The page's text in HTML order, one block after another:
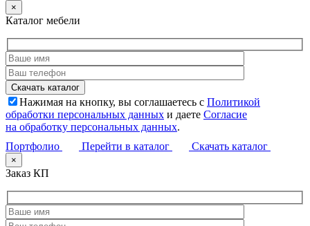
×
Каталог мебели
Нажимая на кнопку, вы соглашаетесь с Политикой
обработки персональных данных и даете Согласие
на обработку персональных данных.
Портфолио
Перейти в каталог Скачать каталог
×
Заказ КП